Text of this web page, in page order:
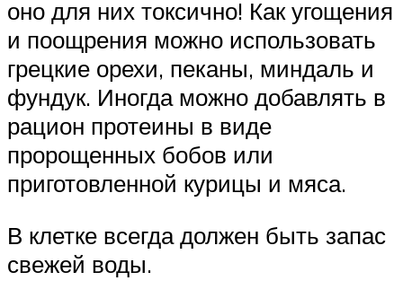
оно для них токсично! Как угощения
и поощрения можно использовать
грецкие орехи, пеканы, миндаль и
фундук. Иногда можно добавлять в
рацион протеины в виде
пророщенных бобов или
приготовленной курицы и мяса.
В клетке всегда должен быть запас
свежей воды.